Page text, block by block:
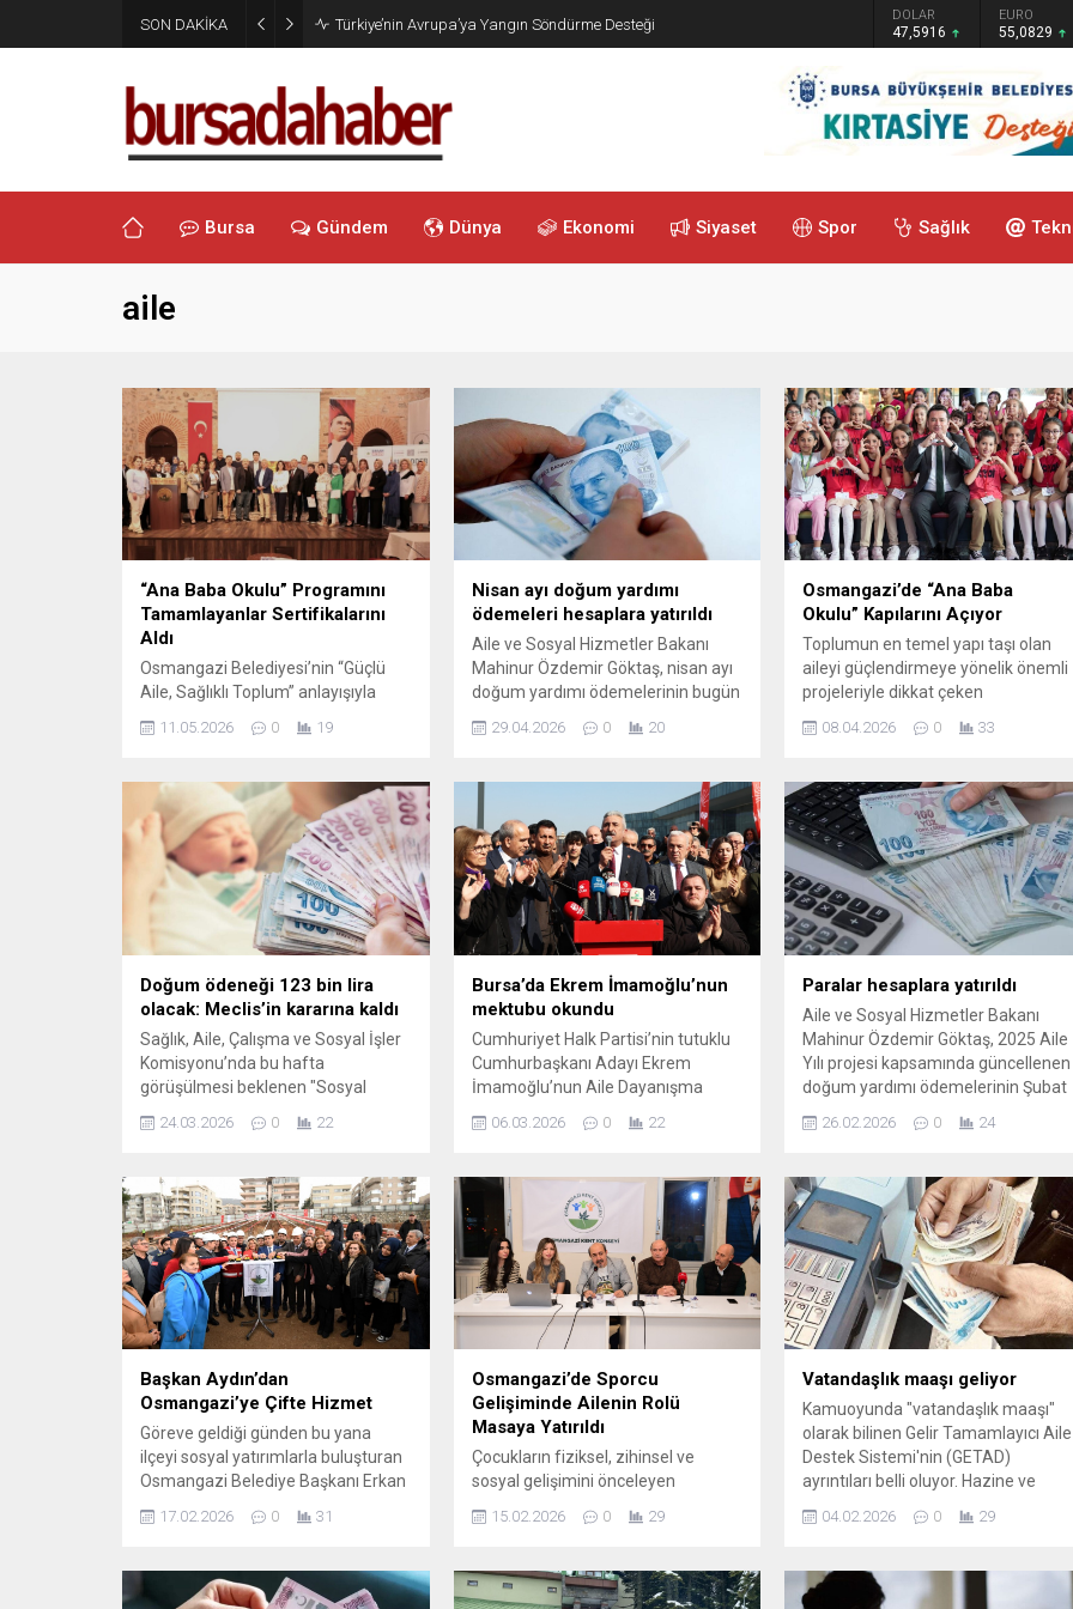
SON DAKİKA Türkiye’nin Avrupa’ya Yangın Söndürme Desteği DOLAR
47,5916
EURO
55,0829
Bursa Gündem Dünya Ekonomi Siyaset Spor Sağlık
aile
“Ana Baba Okulu” Programını
Tamamlayanlar Sertifikalarını
Aldı
Osmangazi Belediyesi’nin “Güçlü
Aile, Sağlıklı Toplum” anlayışıyla
hayata geçirdiği ve 5 hafta boyunca
devam eden “Ana Baba Okulu”
katılan anne ve babalar, düzenlenen
törenle sertifikalarını aldı.
Osmangazi Belediyesi ile Bursa Aile
Danışmanları ve Eğitim Derneği
(BURADDER) iş birliğinde
düzenlenen “Ana Baba Okulu”
projesi, 11 Nisan – 09...
11.05.2026 0 19
Nisan ayı doğum yardımı
ödemeleri hesaplara yatırıldı
Aile ve Sosyal Hizmetler Bakanı
Mahinur Özdemir Göktaş, nisan ayı
doğum yardımı ödemelerinin bugün
itibarıyla annelerin hesaplarına
yatırıldığını bildirdi.
29.04.2026 0 20
Osmangazi’de “Ana Baba
Okulu” Kapılarını Açıyor
Toplumun en temel yapı taşı olan
aileyi güçlendirmeye yönelik önemli
projeleriyle dikkat çeken
Osmangazi Belediyesi, yeni ve
kapsamlı bir eğitim programını daha
Toplum” mottosuyla hazırlanan Ana
Baba Okulu, ebeveynlere rehberlik
edecek ve aile içi iletişimi daha
sağlam temellere oturtacak zengin
içeriğiyle kapılarını açıyor.
Osmangazi Belediyesi...
08.04.2026 0 33
Doğum ödeneği 123 bin lira
olacak: Meclis’in kararına kaldı
Sağlık, Aile, Çalışma ve Sosyal İşler
Komisyonu’nda bu hafta
görüşülmesi beklenen "Sosyal
Kanunlarda Değişiklik Yapılması
babalık izinlerinden doğum
ödeneklerine kadar çalışma
hayatında çok ...
24.03.2026 0 22
Bursa’da Ekrem İmamoğlu’nun
mektubu okundu
Cumhuriyet Halk Partisi’nin tutuklu
Cumhurbaşkanı Adayı Ekrem
İmamoğlu’nun Aile Dayanışma
mektup Bursa’da okundu. 9 Mart’ta
veren İmamoğlu, “Bizleri siyasi
esaret altına alanların yeni bir
kumpası da 9 Mart’ta başlıyor.
Önümüzdeki günlerde ‘dava’
dedikleri, ‘mahkeme’ dedikleri;
yazanı, yöneteni belli bir
‘müsamere’ sergileyecekler”...
06.03.2026 0 22
Paralar hesaplara yatırıldı
Aile ve Sosyal Hizmetler Bakanı
Mahinur Özdemir Göktaş, 2025 Aile
Yılı projesi kapsamında güncellenen
doğum yardımı ödemelerinin Şubat
hesaplara aktarıldığını bildirdi.
açıklamaya göre ...
26.02.2026 0 24
Başkan Aydın’dan
Osmangazi’ye Çifte Hizmet
Göreve geldiği günden bu yana
ilçeyi sosyal yatırımlarla buluşturan
Osmangazi Belediye Başkanı Erkan
yetişmesine katkı sağlayacak
geçirerek Macide Gazioğlu Kreş ve
Gündüz Bakımevi ile Aile Sağlığı
17.02.2026 0 31
Osmangazi’de Sporcu
Gelişiminde Ailenin Rolü
Masaya Yatırıldı
Çocukların fiziksel, zihinsel ve
sosyal gelişimini önceleyen
Osmangazi Belediyesi’nin
Olmak’ panelinde, uzmanlar
tarafından sporcu ve ailelerine
15.02.2026 0 29
Vatandaşlık maaşı geliyor
Kamuoyunda "vatandaşlık maaşı"
olarak bilinen Gelir Tamamlayıcı Aile
Destek Sistemi'nin (GETAD)
ayrıntıları belli oluyor. Hazine ve
Hizmetler Bakanlığı
sistem, sosyal yardım alanında ...
04.02.2026 0 29
Bursa
Benzinde Yeni İndirim Beklentisi